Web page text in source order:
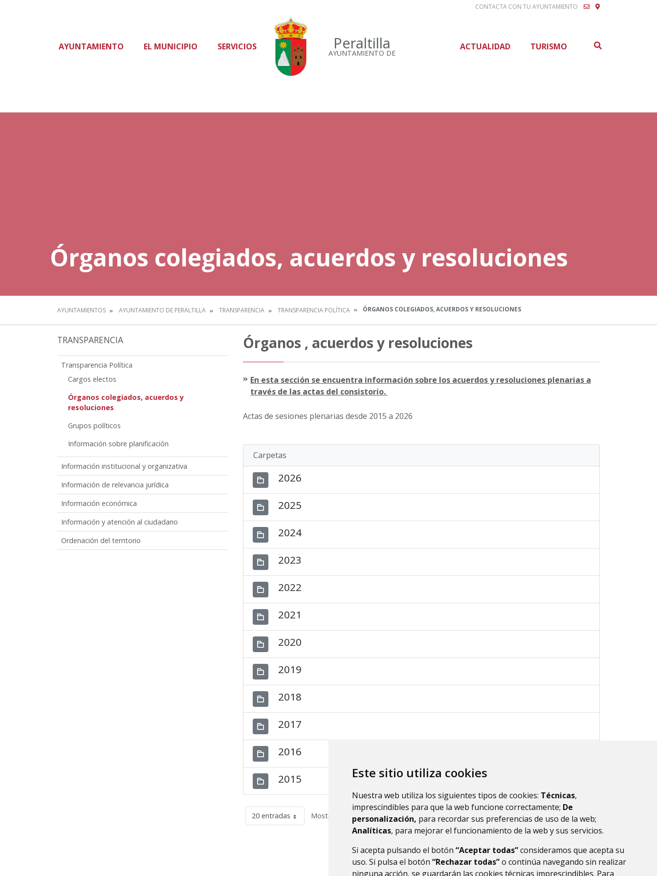
Este sitio utiliza cookies
Nuestra web utiliza los siguientes tipos de cookies: Técnicas,
imprescindibles para que la web funcione correctamente; De
personalización, para recordar sus preferencias de uso de la web;
Analíticas, para mejorar el funcionamiento de la web y sus servicios.
Si acepta pulsando el botón “Aceptar todas”consideramos que acepta su
uso. Si pulsa el botón “Rechazar todas”o continúa navegando sin realizar
ninguna acción, se guardarán las cookies técnicas imprescindibles. Para
CONTACTA CON TU AYUNTAMIENTO
Peraltilla
AYUNTAMIENTO DE
AYUNTAMIENTO EL MUNICIPIO SERVICIOS ACTUALIDAD TURISMO
Órganos colegiados, acuerdos y resoluciones
AYUNTAMIENTOS AYUNTAMIENTO DE PERALTILLA TRANSPARENCIA TRANSPARENCIA POLÍTICA ÓRGANOS COLEGIADOS, ACUERDOS Y RESOLUCIONES
TRANSPARENCIA
Transparencia Política
Cargos electos
Órganos colegiados, acuerdos y
resoluciones
Grupos políticos
Información sobre planificación
Información institucional y organizativa
Información de relevancia jurídica
Información económica
Información y atención al ciudadano
Ordenación del territorio
Órganos , acuerdos y resoluciones
En esta sección se encuentra información sobre los acuerdos y resoluciones plenarias a
través de las actas del consistorio.
Actas de sesiones plenarias desde 2015 a 2026
Carpetas
2026
2025
2024
2023
2022
2021
2020
2019
2018
2017
2016
2015
20 entradas Mostrando el intervalo 1 - 12 de 12 resultados. 1